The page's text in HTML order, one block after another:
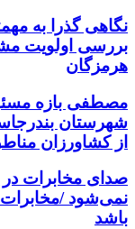
نگاهی گذرا به
بررسی اولویت
هرمزگان
مصطفی بازه
شهرستان
از کشاورزان
صدای مخابرات
نمی‌شود /
باشد